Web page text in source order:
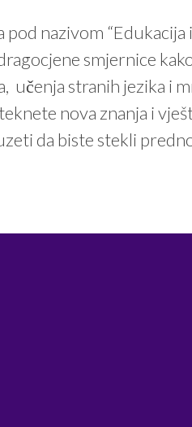
pod nazivom
smjernice
učenja stranih jezika
nova znanja i
da biste stekli